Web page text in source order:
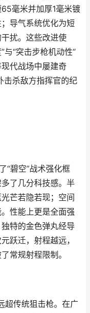
毫米并加厚1毫米镀
导气系统优化为短
扰。这些改进使
与“突击步枪机动性”
代战场中屡建奇
击杀敌方指挥官的纪
“碧空”战术强化框
了几分科技感。半
芒若隐若现；空间
性能上更是全面强
特的金色弹丸经导
跃迁，射程越远，
常规射程限制。
超传统狙击枪。在广